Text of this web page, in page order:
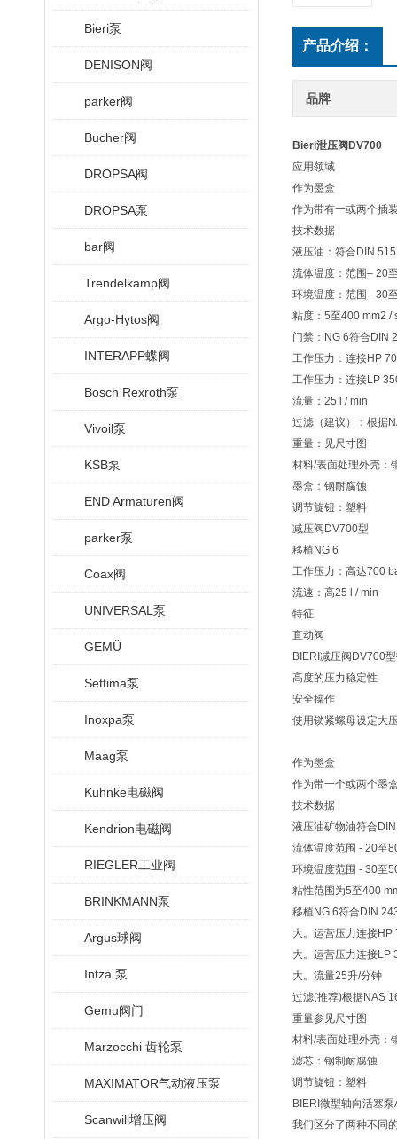
Bieri泵
DENISON阀
parker阀
Bucher阀
DROPSA阀
DROPSA泵
bar阀
Trendelkamp阀
Argo-Hytos阀
INTERAPP蝶阀
Bosch Rexroth泵
Vivoil泵
KSB泵
END Armaturen阀
parker泵
Coax阀
UNIVERSAL泵
GEMÜ
Settima泵
Inoxpa泵
Maag泵
Kuhnke电磁阀
Kendrion电磁阀
RIEGLER工业阀
BRINKMANN泵
Argus球阀
Intza 泵
Gemu阀门
Marzocchi 齿轮泵
MAXIMATOR气动液压泵
Scanwill增压阀
产品介绍：
品牌
Bieri泄压阀DV700
应用领域
作为墨盒
作为带有一或两个插
技术数据
液压油：符合DIN
流体温度：范围– 20
环境温度：范围– 30
粘度：5至400 mm2 /
门禁：NG 6符合DIN
工作压力：连接HP
工作压力：连接LP
流量：25 l / min
过滤（建议）：根据
重量：见尺寸图
材料/表面处理外壳：
墨盒：钢耐腐蚀
调节旋钮：塑料
减压阀DV700型
移植NG 6
工作压力：高达700
流速：高25 l / min
特征
直动阀
BIERI减压阀DV700
高度的压力稳定性
安全操作
使用锁紧螺母设定大
作为墨盒
作为带一个或两个墨
技术数据
液压油矿物油符合
流体温度范围 - 20至
环境温度范围 - 30至
粘性范围为5至400
移植NG 6符合DIN
大。运营压力连接HP
大。运营压力连接LP
大。流量25升/分钟
过滤(推荐)根据NAS
重量参见尺寸图
材料/表面处理外壳：
滤芯：钢制耐腐蚀
调节旋钮：塑料
BIERI微型轴向活塞
我们区分了两种不同